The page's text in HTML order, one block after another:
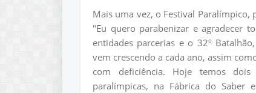
Mais uma vez, o Festival
"Eu quero parabenizar e agradecer
entidades parcerias e o 32º
vem crescendo a cada ano, assim
com deficiência. Hoje temos
paralímpicas, na Fábrica do Saber